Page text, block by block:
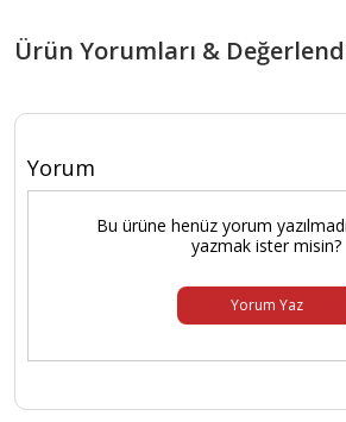
Ürün Yorumları &
Yorum
Bu ürüne henüz yorum
yazmak ister misin?
Yorum Yaz